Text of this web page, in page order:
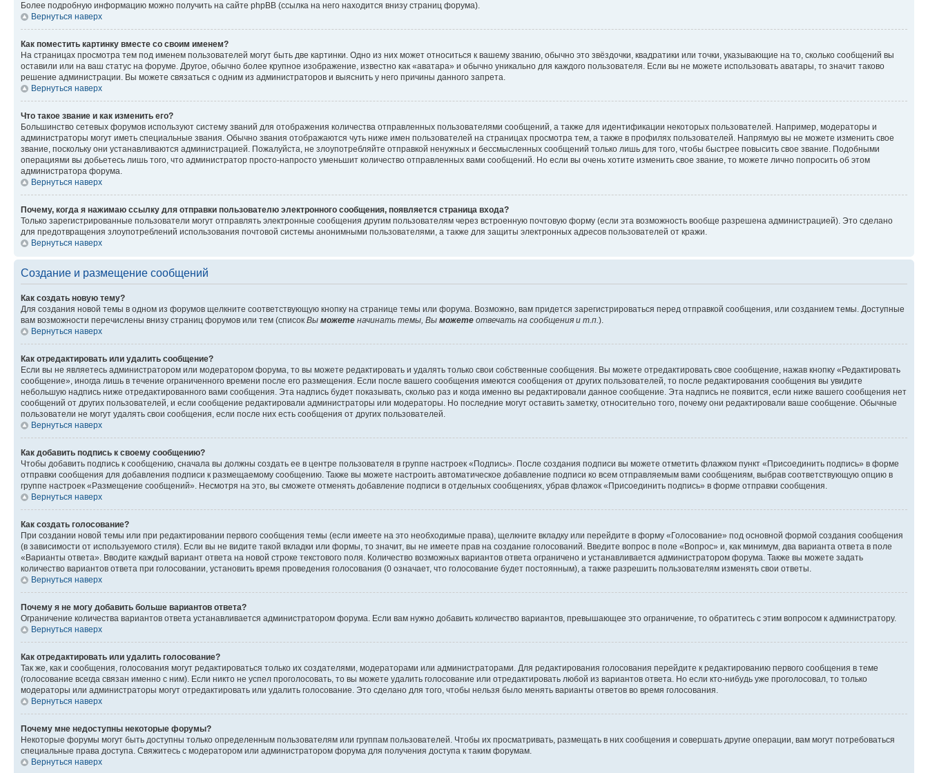
Более подробную информацию можно получить на сайте phpBB (ссылка на него находится внизу страниц форума).
Вернуться наверх
Как поместить картинку вместе со своим именем?
На страницах просмотра тем под именем пользователей могут быть две картинки. Одно из них может относиться к вашему званию, обычно это звёздочки, квадратики или точки, указывающие на то, сколько сообщений вы
оставили или на ваш статус на форуме. Другое, обычно более крупное изображение, известно как «аватара» и обычно уникально для каждого пользователя. Если вы не можете использовать аватары, то значит таково
решение администрации. Вы можете связаться с одним из администраторов и выяснить у него причины данного запрета.
Вернуться наверх
Что такое звание и как изменить его?
Большинство сетевых форумов используют систему званий для отображения количества отправленных пользователями сообщений, а также для идентификации некоторых пользователей. Например, модераторы и
администраторы могут иметь специальные звания. Обычно звания отображаются чуть ниже имен пользователей на страницах просмотра тем, а также в профилях пользователей. Напрямую вы не можете изменить свое
звание, поскольку они устанавливаются администрацией. Пожалуйста, не злоупотребляйте отправкой ненужных и бессмысленных сообщений только лишь для того, чтобы быстрее повысить свое звание. Подобными
операциями вы добьетесь лишь того, что администратор просто-напросто уменьшит количество отправленных вами сообщений. Но если вы очень хотите изменить свое звание, то можете лично попросить об этом
администратора форума.
Вернуться наверх
Почему, когда я нажимаю ссылку для отправки пользователю электронного сообщения, появляется страница входа?
Только зарегистрированные пользователи могут отправлять электронные сообщения другим пользователям через встроенную почтовую форму (если эта возможность вообще разрешена администрацией). Это сделано
для предотвращения злоупотреблений использования почтовой системы анонимными пользователями, а также для защиты электронных адресов пользователей от кражи.
Вернуться наверх
Создание и размещение сообщений
Как создать новую тему?
Для создания новой темы в одном из форумов щелкните соответствующую кнопку на странице темы или форума. Возможно, вам придется зарегистрироваться перед отправкой сообщения, или созданием темы. Доступные
вам возможности перечислены внизу страниц форумов или тем (список Вы можете начинать темы, Вы можете отвечать на сообщения и т.п.).
Вернуться наверх
Как отредактировать или удалить сообщение?
Если вы не являетесь администратором или модератором форума, то вы можете редактировать и удалять только свои собственные сообщения. Вы можете отредактировать свое сообщение, нажав кнопку «Редактировать
сообщение», иногда лишь в течение ограниченного времени после его размещения. Если после вашего сообщения имеются сообщения от других пользователей, то после редактирования сообщения вы увидите
небольшую надпись ниже отредактированного вами сообщения. Эта надпись будет показывать, сколько раз и когда именно вы редактировали данное сообщение. Эта надпись не появится, если ниже вашего сообщения нет
сообщений от других пользователей, и если сообщение редактировали администраторы или модераторы. Но последние могут оставить заметку, относительно того, почему они редактировали ваше сообщение. Обычные
пользователи не могут удалять свои сообщения, если после них есть сообщения от других пользователей.
Вернуться наверх
Как добавить подпись к своему сообщению?
Чтобы добавить подпись к сообщению, сначала вы должны создать ее в центре пользователя в группе настроек «Подпись». После создания подписи вы можете отметить флажком пункт «Присоединить подпись» в форме
отправки сообщения для добавления подписи к размещаемому сообщению. Также вы можете настроить автоматическое добавление подписи ко всем отправляемым вами сообщениям, выбрав соответствующую опцию в
группе настроек «Размещение сообщений». Несмотря на это, вы сможете отменять добавление подписи в отдельных сообщениях, убрав флажок «Присоединить подпись» в форме отправки сообщения.
Вернуться наверх
Как создать голосование?
При создании новой темы или при редактировании первого сообщения темы (если имеете на это необходимые права), щелкните вкладку или перейдите в форму «Голосование» под основной формой создания сообщения
(в зависимости от используемого стиля). Если вы не видите такой вкладки или формы, то значит, вы не имеете прав на создание голосований. Введите вопрос в поле «Вопрос» и, как минимум, два варианта ответа в поле
«Варианты ответа». Вводите каждый вариант ответа на новой строке текстового поля. Количество возможных вариантов ответа ограничено и устанавливается администратором форума. Также вы можете задать
количество вариантов ответа при голосовании, установить время проведения голосования (0 означает, что голосование будет постоянным), а также разрешить пользователям изменять свои ответы.
Вернуться наверх
Почему я не могу добавить больше вариантов ответа?
Ограничение количества вариантов ответа устанавливается администратором форума. Если вам нужно добавить количество вариантов, превышающее это ограничение, то обратитесь с этим вопросом к администратору.
Вернуться наверх
Как отредактировать или удалить голосование?
Так же, как и сообщения, голосования могут редактироваться только их создателями, модераторами или администраторами. Для редактирования голосования перейдите к редактированию первого сообщения в теме
(голосование всегда связан именно с ним). Если никто не успел проголосовать, то вы можете удалить голосование или отредактировать любой из вариантов ответа. Но если кто-нибудь уже проголосовал, то только
модераторы или администраторы могут отредактировать или удалить голосование. Это сделано для того, чтобы нельзя было менять варианты ответов во время голосования.
Вернуться наверх
Почему мне недоступны некоторые форумы?
Некоторые форумы могут быть доступны только определенным пользователям или группам пользователей. Чтобы их просматривать, размещать в них сообщения и совершать другие операции, вам могут потребоваться
специальные права доступа. Свяжитесь с модератором или администратором форума для получения доступа к таким форумам.
Вернуться наверх